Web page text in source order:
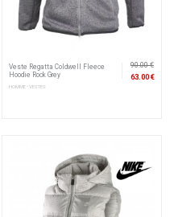
Veste Regatta Coldwell Fleece
Hoodie Rock Grey
HOMME • VESTES
90.00 €
63.00 €